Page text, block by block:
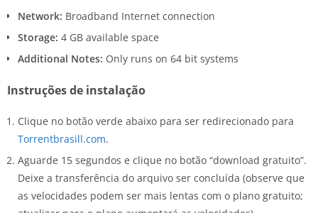
Network: Broadband Internet connection
Storage: 4 GB available space
Additional Notes: Only runs on 64 bit systems
Instruções de instalação
Clique no botão verde abaixo para ser redirecionado para
Torrentbrasill.com.
Aguarde 15 segundos e clique no botão “download gratuito”.
Deixe a transferência do arquivo ser concluída (observe que
as velocidades podem ser mais lentas com o plano gratuito;